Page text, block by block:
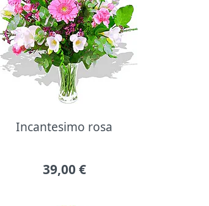
Incantesimo rosa
39,00 €